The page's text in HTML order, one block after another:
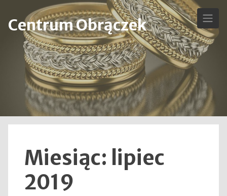
content
Centrum Obrączek
Miesiąc: lipiec
2019